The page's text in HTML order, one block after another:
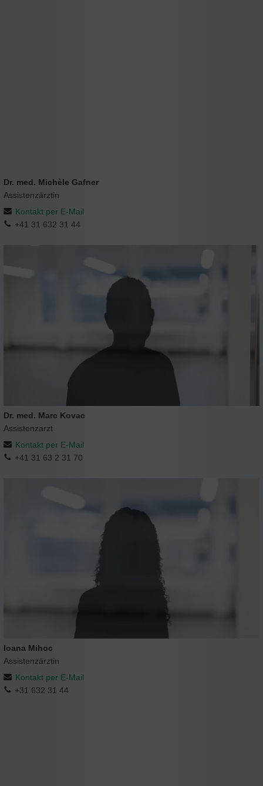
Dr. med. Michèle Gafner
Assistenzärztin
Kontakt per E-Mail
+41 31 632 31 44
Dr. med. Marc Kovac
Assistenzarzt
Kontakt per E-Mail
+41 31 63 2 31 70
Ioana Mihoc
Assistenzärztin
Kontakt per E-Mail
+31 632 31 44